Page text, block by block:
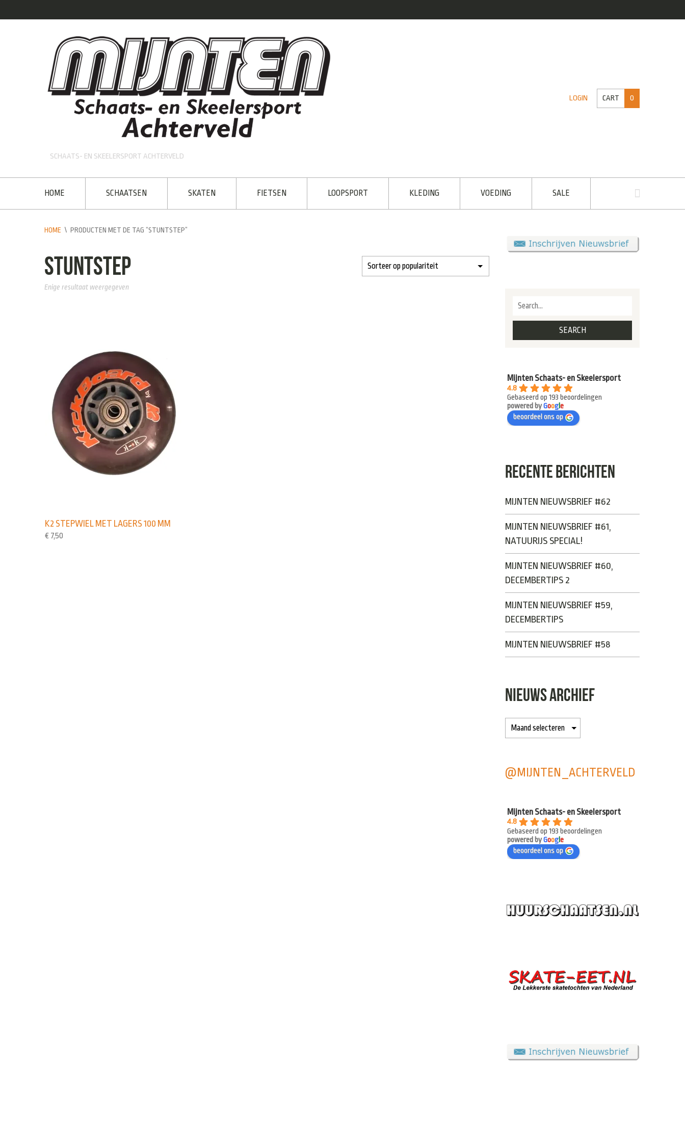
SCHAATS- EN SKEELERSPORT ACHTERVELD
LOGIN CART 0
HOME SCHAATSEN SKATEN FIETSEN LOOPSPORT KLEDING VOEDING SALE
HOME \ PRODUCTEN MET DE TAG “STUNTSTEP”
stuntstep
Enige resultaat weergegeven
K2 STEPWIEL MET LAGERS 100 MM
€ 7,50
Mijnten Schaats- en Skeelersport
4.8
Gebaseerd op 193 beoordelingen
powered byGoogle
beoordeel ons op
RECENTE BERICHTEN
MIJNTEN NIEUWSBRIEF #62
MIJNTEN NIEUWSBRIEF #61,
NATUURIJS SPECIAL!
MIJNTEN NIEUWSBRIEF #60,
DECEMBERTIPS 2
MIJNTEN NIEUWSBRIEF #59,
DECEMBERTIPS
MIJNTEN NIEUWSBRIEF #58
NIEUWS ARCHIEF
@MIJNTEN_ACHTERVELD
Mijnten Schaats- en Skeelersport
4.8
Gebaseerd op 193 beoordelingen
powered byGoogle
beoordeel ons op